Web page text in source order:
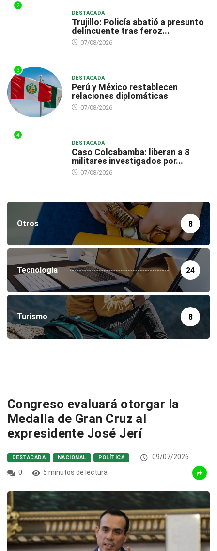
2
DESTACADA
Trujillo: Policía abatió a presunto
delincuente tras feroz...
07/08/2026
3
DESTACADA
Perú y México restablecen
relaciones diplomáticas
07/08/2026
4
DESTACADA
Caso Colcabamba: liberan a 8
militares investigados por...
07/08/2026
Otros 8
Tecnología 24
Turismo 8
Congreso evaluará otorgar la
Medalla de Gran Cruz al
expresidente José Jerí
DESTACADA NACIONAL POLÍTICA
09/07/2026
0
5 minutos de lectura